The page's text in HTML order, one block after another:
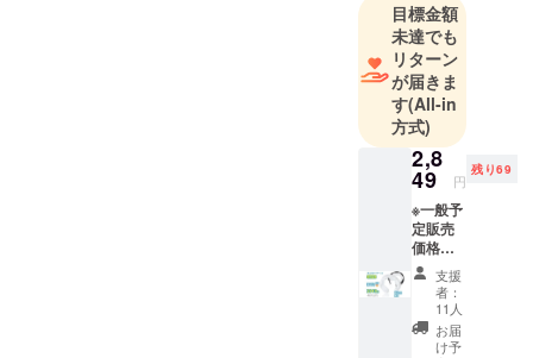
の手元にお
届けるため
に、本社は
製品のデザ
イン・品質
管理・販売
の事業を立
ち上げりま
した。
目標金額
未達でも
リターン
が届きま
す(All-in
方式)
2,8
49 円
残り69
※一般予
定販売
価格：
￥4,071
円 ※税
込・送
料無料
（日本
支援
者：
11人
お届
け予